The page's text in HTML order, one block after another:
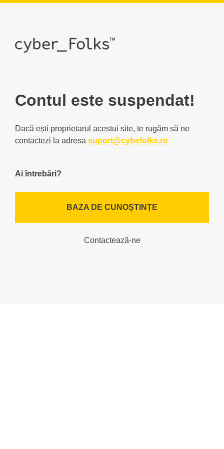
Contul este suspendat!
Dacă ești proprietarul acestui site, te rugăm să ne
contactezi la adresa suport@cybefolks.ro
Ai întrebări?
BAZA DE CUNOȘTINȚE
Contactează-ne